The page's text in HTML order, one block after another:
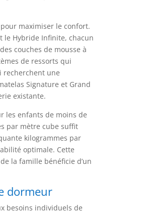
maximiser le confort.
le Hybride Infinite, chacun
couches de mousse à
de ressorts qui
recherchent une
Signature et Grand
existante.
les enfants de moins de
par mètre cube suffit
kilogrammes par
optimale. Cette
la famille bénéficie d’un
dormeur
besoins individuels de